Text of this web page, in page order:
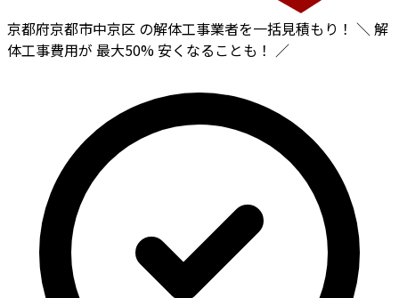
京都府京都市中京区 の解体工事業者を一括見積もり！ ＼ 解
体工事費用が 最大50%安くなることも！ ／